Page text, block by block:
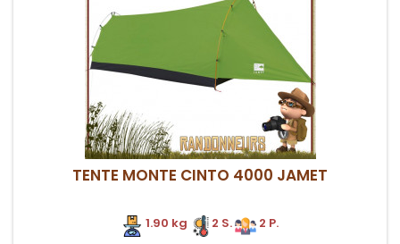
TENTE MONTE CINTO 4000 JAMET
1.90 kg 2 S.
2 P.